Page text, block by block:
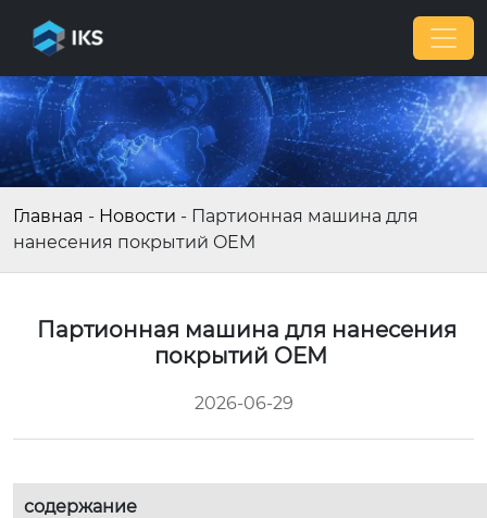
Главная - Новости - Партионная машина для
нанесения покрытий OEM
Партионная машина для нанесения
покрытий OEM
2026-06-29
содержание